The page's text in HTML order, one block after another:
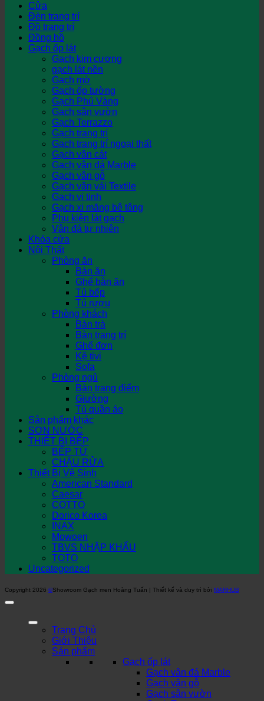
Cửa
Đèn trang trí
Đồ trang trí
Đồng hồ
Gạch ốp lát
Gạch kim cương
gạch lát nền
Gạch mờ
Gạch ốp tường
Gạch Phủ Vàng
Gạch sân vườn
Gạch Terrazzo
Gạch trang trí
Gạch trang trí ngoại thất
Gạch vân cát
Gạch vân đá Marble
Gạch vân gỗ
Gạch vân vải Textile
Gạch vi tinh
Gạch xi măng bê tông
Phụ kiện lát gạch
Vân đá tự nhiên
Khóa cửa
Nội Thất
Phòng ăn
Bàn ăn
Ghế bàn ăn
Tủ bếp
Tủ rượu
Phòng khách
Bàn trà
Bàn trang trí
Ghế đơn
Kệ tivi
Sofa
Phòng ngủ
Bàn trang điểm
Giường
Tủ quần áo
Sản phẩm khác
SƠN NƯỚC
THIẾT BỊ BẾP
BẾP TỪ
CHẬU RỬA
Thiết Bị Vệ Sinh
American Standard
Caesar
COTTO
Dorico Korea
INAX
Mowoen
TBVS NHẬP KHẨU
TOTO
Uncategorized
Copyright 2026 ©Showroom Gạch men Hoàng Tuấn | Thiết kế và duy trì bởi MARHUB
Trang Chủ
Giới Thiệu
Sản phẩm
Gạch ốp lát
Gạch vân đá Marble
Gạch vân gỗ
Gạch sân vườn